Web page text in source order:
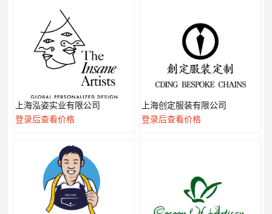
上海泓姿实业有限公司
登录后查看价格
上海创定服装有限公司
登录后查看价格